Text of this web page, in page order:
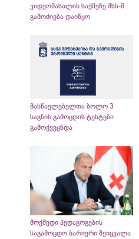
ვიდეომასალის საქმეზე შსს-მ
გამოძიება დაიწყო
მასწავლებელთა ბოლო 3
საგნის გამოცდის ტესტები
გამოქვეყნდა
მოქმედი პედაგოგების
საგამოცდო ბარიერი შეიცვალა